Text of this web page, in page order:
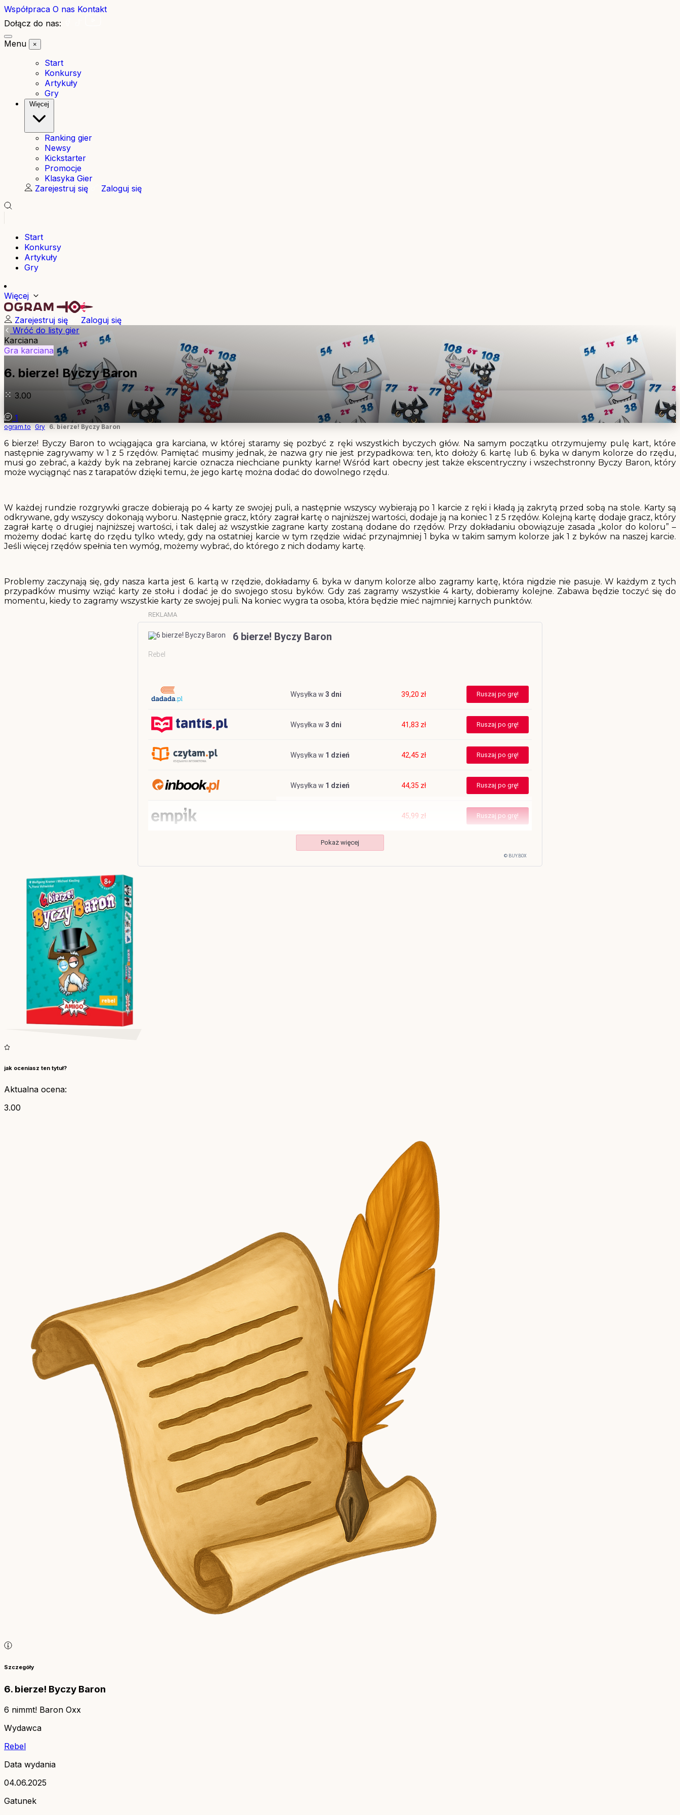
Współpraca O nas Kontakt
Dołącz do nas:
Menu
×
Start
Konkursy
Artykuły
Gry
Więcej
Ranking gier
Newsy
Kickstarter
Promocje
Klasyka Gier
Zarejestruj się
Zaloguj się
Start
Konkursy
Artykuły
Gry
Więcej
Zarejestruj się
Zaloguj się
Wróć do listy gier
Karciana
Gra karciana
6. bierze! Byczy Baron
3.00
1
ogram.to Gry 6. bierze! Byczy Baron
6 bierze! Byczy Baron to wciągająca gra karciana, w której staramy się pozbyć z ręki wszystkich byczych głów. Na samym początku otrzymujemy pulę kart, które
następnie zagrywamy w 1 z 5 rzędów. Pamiętać musimy jednak, że nazwa gry nie jest przypadkowa: ten, kto dołoży 6. kartę lub 6. byka w danym kolorze do rzędu,
musi go zebrać, a każdy byk na zebranej karcie oznacza niechciane punkty karne! Wśród kart obecny jest także ekscentryczny i wszechstronny Byczy Baron, który
może wyciągnąć nas z tarapatów dzięki temu, że jego kartę można dodać do dowolnego rzędu.
W każdej rundzie rozgrywki gracze dobierają po 4 karty ze swojej puli, a następnie wszyscy wybierają po 1 karcie z ręki i kładą ją zakrytą przed sobą na stole. Karty są
odkrywane, gdy wszyscy dokonają wyboru. Następnie gracz, który zagrał kartę o najniższej wartości, dodaje ją na koniec 1 z 5 rzędów. Kolejną kartę dodaje gracz, który
zagrał kartę o drugiej najniższej wartości, i tak dalej aż wszystkie zagrane karty zostaną dodane do rzędów. Przy dokładaniu obowiązuje zasada „kolor do koloru” –
możemy dodać kartę do rzędu tylko wtedy, gdy na ostatniej karcie w tym rzędzie widać przynajmniej 1 byka w takim samym kolorze jak 1 z byków na naszej karcie.
Jeśli więcej rzędów spełnia ten wymóg, możemy wybrać, do którego z nich dodamy kartę.
Problemy zaczynają się, gdy nasza karta jest 6. kartą w rzędzie, dokładamy 6. byka w danym kolorze albo zagramy kartę, która nigdzie nie pasuje. W każdym z tych
przypadków musimy wziąć karty ze stołu i dodać je do swojego stosu byków. Gdy zaś zagramy wszystkie 4 karty, dobieramy kolejne. Zabawa będzie toczyć się do
momentu, kiedy to zagramy wszystkie karty ze swojej puli. Na koniec wygra ta osoba, która będzie mieć najmniej karnych punktów.
REKLAMA
6 bierze! Byczy Baron
Rebel
Wysyłka w 3 dni 39,20 zł Ruszaj po grę!
Wysyłka w 3 dni 41,83 zł Ruszaj po grę!
Wysyłka w 1 dzień 42,45 zł Ruszaj po grę!
Wysyłka w 1 dzień 44,35 zł Ruszaj po grę!
45,99 zł Ruszaj po grę!
Pokaż więcej
© BUY.BOX
jak oceniasz ten tytuł?
Aktualna ocena:
3.00
Szczegóły
6. bierze! Byczy Baron
6 nimmt! Baron Oxx
Wydawca
Rebel
Data wydania
04.06.2025
Gatunek